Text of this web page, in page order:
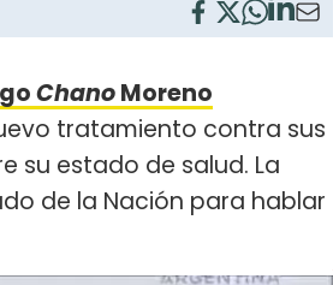
ChanoMoreno
tratamiento contra sus
su estado de salud. La
de la Nación para hablar